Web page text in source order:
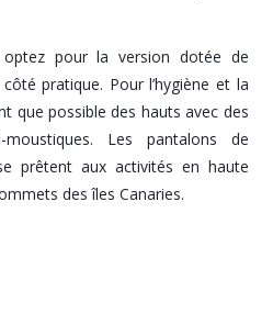
pour la version dotée de
pratique. Pour l’hygiène et la
que possible des hauts avec des
Les pantalons de
prêtent aux activités en haute
des îles Canaries.